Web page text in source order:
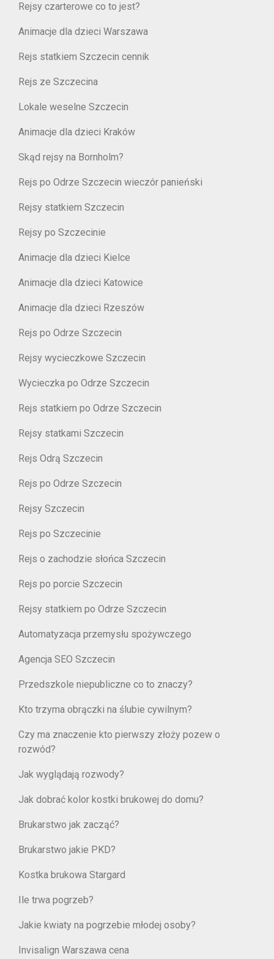
Rejsy czarterowe co to jest?
Animacje dla dzieci Warszawa
Rejs statkiem Szczecin cennik
Rejs ze Szczecina
Lokale weselne Szczecin
Animacje dla dzieci Kraków
Skąd rejsy na Bornholm?
Rejs po Odrze Szczecin wieczór panieński
Rejsy statkiem Szczecin
Rejsy po Szczecinie
Animacje dla dzieci Kielce
Animacje dla dzieci Katowice
Animacje dla dzieci Rzeszów
Rejs po Odrze Szczecin
Rejsy wycieczkowe Szczecin
Wycieczka po Odrze Szczecin
Rejs statkiem po Odrze Szczecin
Rejsy statkami Szczecin
Rejs Odrą Szczecin
Rejs po Odrze Szczecin
Rejsy Szczecin
Rejs po Szczecinie
Rejs o zachodzie słońca Szczecin
Rejs po porcie Szczecin
Rejsy statkiem po Odrze Szczecin
Automatyzacja przemysłu spożywczego
Agencja SEO Szczecin
Przedszkole niepubliczne co to znaczy?
Kto trzyma obrączki na ślubie cywilnym?
Czy ma znaczenie kto pierwszy złoży pozew o
rozwód?
Jak wyglądają rozwody?
Jak dobrać kolor kostki brukowej do domu?
Brukarstwo jak zacząć?
Brukarstwo jakie PKD?
Kostka brukowa Stargard
Ile trwa pogrzeb?
Jakie kwiaty na pogrzebie młodej osoby?
Invisalign Warszawa cena